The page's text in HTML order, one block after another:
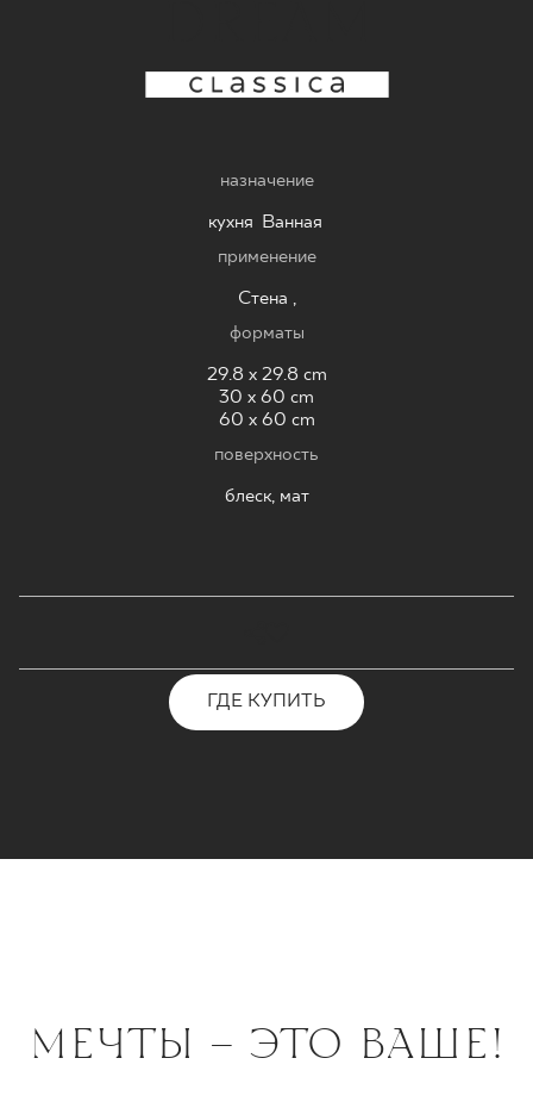
О НАС
SK DE
назначение
кухня Ванная
применение
Стена ,
форматы
29.8 x 29.8 cm
30 x 60 cm
60 x 60 cm
поверхность
блеск, мат
ГДЕ КУПИТЬ
МЕЧТЫ – ЭТО ВАШЕ!